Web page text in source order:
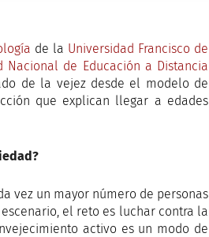
de la Universidad Francisco de
Nacional de Educación a Distancia
de la vejez desde el modelo de
que explican llegar a edades
vez un mayor número de personas
el reto es luchar contra la
activo es un modo de